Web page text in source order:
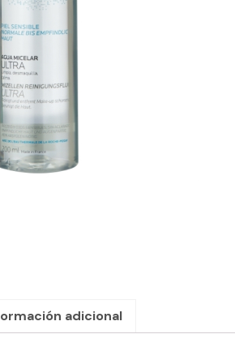
adicional